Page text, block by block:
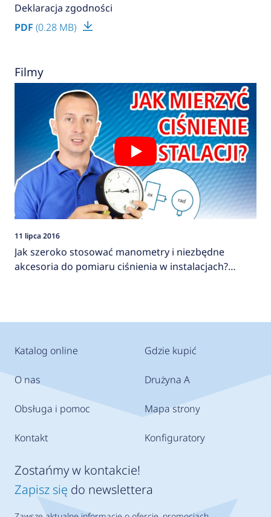
Deklaracja zgodności
PDF (0.28 MB)
Filmy
11 lipca 2016
Jak szeroko stosować manometry i niezbędne
akcesoria do pomiaru ciśnienia w instalacjach?
Katalog online
O nas
Obsługa i pomoc
Kontakt
Gdzie kupić
Drużyna A
Mapa strony
Konfiguratory
Zostańmy w kontakcie!
Zapisz się do newslettera